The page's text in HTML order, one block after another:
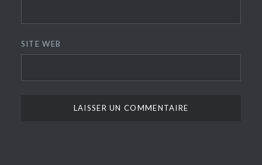
SITE WEB